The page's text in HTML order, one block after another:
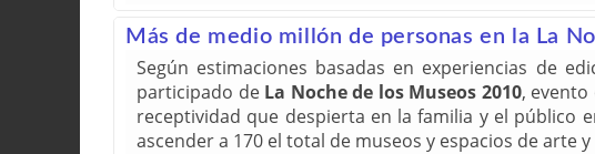
Más de medio millón de personas en la La
Según estimaciones basadas en experiencias de
participado de La Noche de los Museos 2010, evento
receptividad que despierta en la familia y el público
ascender a 170 el total de museos y espacios de arte